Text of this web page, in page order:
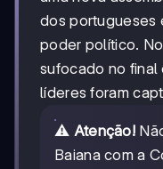
dos portugueses
poder político.
sufocado no final
líderes foram
⚠️ Atenção!
Baiana com a